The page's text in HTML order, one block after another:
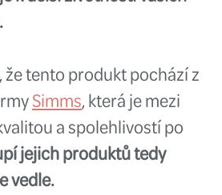
Lamson
volbou pro
kvalitní a dobře
poměrem
skvělým dárkem